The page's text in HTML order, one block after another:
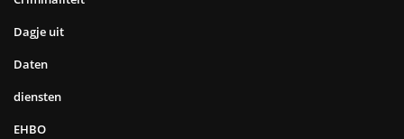
Dagje uit
Daten
diensten
EHBO